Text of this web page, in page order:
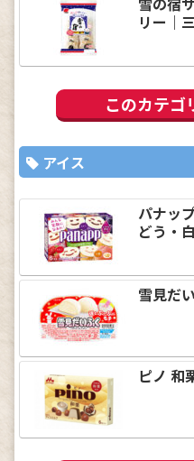
リー｜
このカテゴ
アイス
パナッ
どう・
雪見だ
ピノ 和